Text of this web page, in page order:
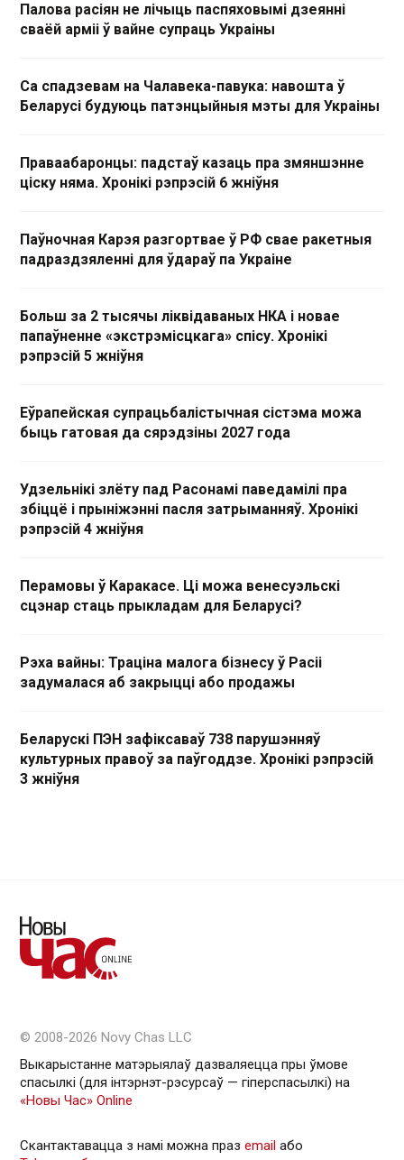
Палова расіян не лічыць паспяховымі дзеянні
сваёй арміі ў вайне супраць Украіны
Са спадзевам на Чалавека-павука: навошта ў
Беларусі будуюць патэнцыйныя мэты для Украіны
Праваабаронцы: падстаў казаць пра змяншэнне
ціску няма. Хронікі рэпрэсій 6 жніўня
Паўночная Карэя разгортвае ў РФ свае ракетныя
падраздзяленні для ўдараў па Украіне
Больш за 2 тысячы ліквідаваных НКА і новае
папаўненне «экстрэмісцкага» спісу. Хронікі
рэпрэсій 5 жніўня
Еўрапейская супрацьбалістычная сістэма можа
быць гатовая да сярэдзіны 2027 года
Удзельнікі злёту пад Расонамі паведамілі пра
збіццё і прыніжэнні пасля затрыманняў. Хронікі
рэпрэсій 4 жніўня
Перамовы ў Каракасе. Ці можа венесуэльскі
сцэнар стаць прыкладам для Беларусі?
Рэха вайны: Траціна малога бізнесу ў Расіі
задумалася аб закрыцці або продажы
Беларускі ПЭН зафіксаваў 738 парушэнняў
культурных правоў за паўгоддзе. Хронікі рэпрэсій
3 жніўня
© 2008-2026 Novy Chas LLC
Выкарыстанне матэрыялаў дазваляецца пры ўмове
спасылкі (для інтэрнэт-рэсурсаў — гiперспасылкi) на
«Новы Час» Online
Скантактавацца з намі можна праз email або